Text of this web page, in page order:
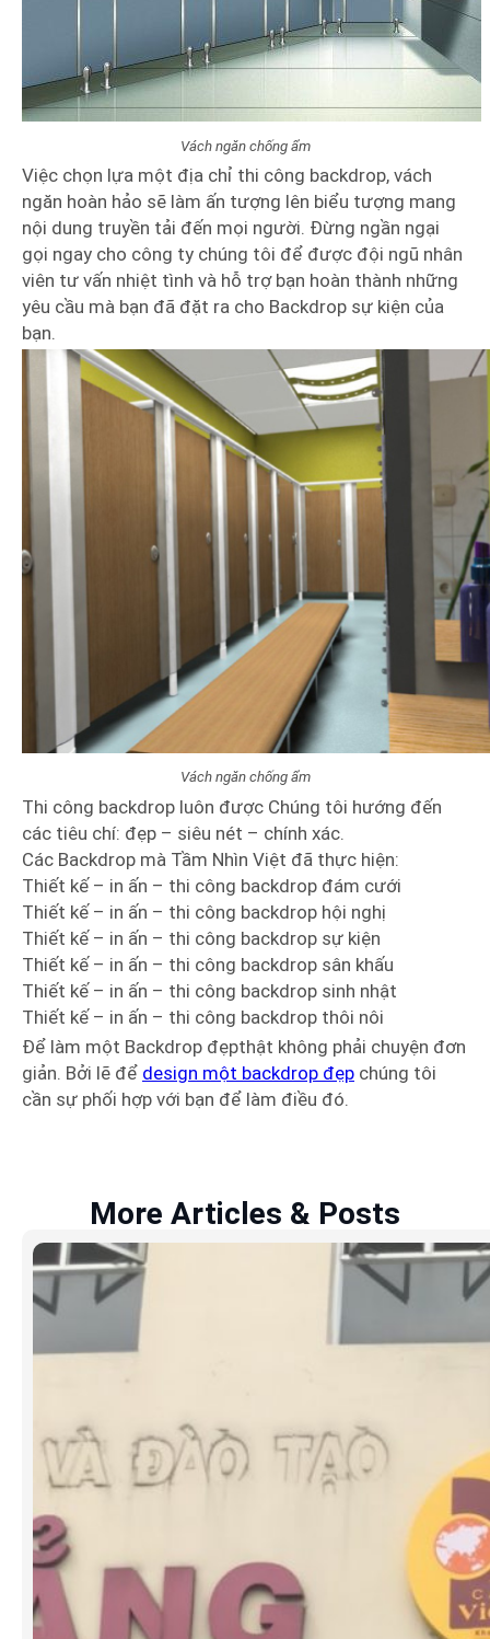
Vách ngăn chống ẩm
Việc chọn lựa một địa chỉ thi công backdrop, vách
ngăn hoàn hảo sẽ làm ấn tượng lên biểu tượng mang
nội dung truyền tải đến mọi người. Đừng ngần ngại
gọi ngay cho công ty chúng tôi để được đội ngũ nhân
viên tư vấn nhiệt tình và hỗ trợ bạn hoàn thành những
yêu cầu mà bạn đã đặt ra cho Backdrop sự kiện của
bạn.
Vách ngăn chống ẩm
Thi công backdrop luôn được Chúng tôi hướng đến
các tiêu chí: đẹp – siêu nét – chính xác.
Các Backdrop mà Tầm Nhìn Việt đã thực hiện:
Thiết kế – in ấn – thi công backdrop đám cưới
Thiết kế – in ấn – thi công backdrop hội nghị
Thiết kế – in ấn – thi công backdrop sự kiện
Thiết kế – in ấn – thi công backdrop sân khấu
Thiết kế – in ấn – thi công backdrop sinh nhật
Thiết kế – in ấn – thi công backdrop thôi nôi
Để làm một Backdrop đẹpthật không phải chuyện đơn
giản. Bởi lẽ để design một backdrop đẹp chúng tôi
cần sự phối hợp với bạn để làm điều đó.
More Articles & Posts